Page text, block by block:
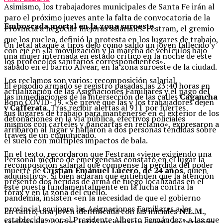
Asimismo, los trabajadores municipales de Santa Fe irán al
paro el próximo jueves ante la falta de convocatoria de la
Provincia a negociar mejoras salariales. Festram, el gremio
que los nuclea, definió la protesta en los lugares de trabajo,
con eje en «la movilización y la marcha de vehículos bajo
los protocolos sanitarios correspondientes».
Los reclamos son varios: recomposición salarial,
actualización de las Asignaciones Familiares y el pago del
Bono COVID-19. «Se prevé que las y los trabajadores dejen
sus lugares de trabajo para mantenerse en el exterior de los
mismos con carteles y pancartas en reclamo», expresaron a
través de un comunicado.
En el texto, recordaron que Festram «viene exigiendo una
recomposición salarial que compense la pérdida del poder
adquisitivo». Si bien aclaran que entienden que la atención
esté puesta fundamentalmente en la lucha contra la
pandemia, insisten «en la necesidad de que el gobierno
provincial equipare las Asignaciones Familiares a las
establecidas por el Presidente Alberto Fernández» a las que
Emboscada mortal en la zona suroeste
Un letal ataque a tiros dejó como saldo un joven fallecido y
una mujer internada en estado crítico en la noche de este
sábado en el barrio Alvear, en la zona suroeste de la ciudad.
El episodio armado se registró pasadas las 23:40 horas en
las inmediaciones de la intersección de las callesCagancha
y Cafferata. Tras recibir alertas al 911 por fuertes
detonaciones en la vía pública, efectivos policiales
arribaron al lugar y hallaron a dos personas tendidas sobre
el suelo con múltiples impactos de bala.
Personal médico de emergencias constató en el lugar la
muerte deCristian Emanuel Lucero, de 24 años, quien
presentó dos heridas de arma de fuego localizadas en el
tórax y en la zona del cuello.
En tanto, una joven identificada con las inicialesN.L.M.,